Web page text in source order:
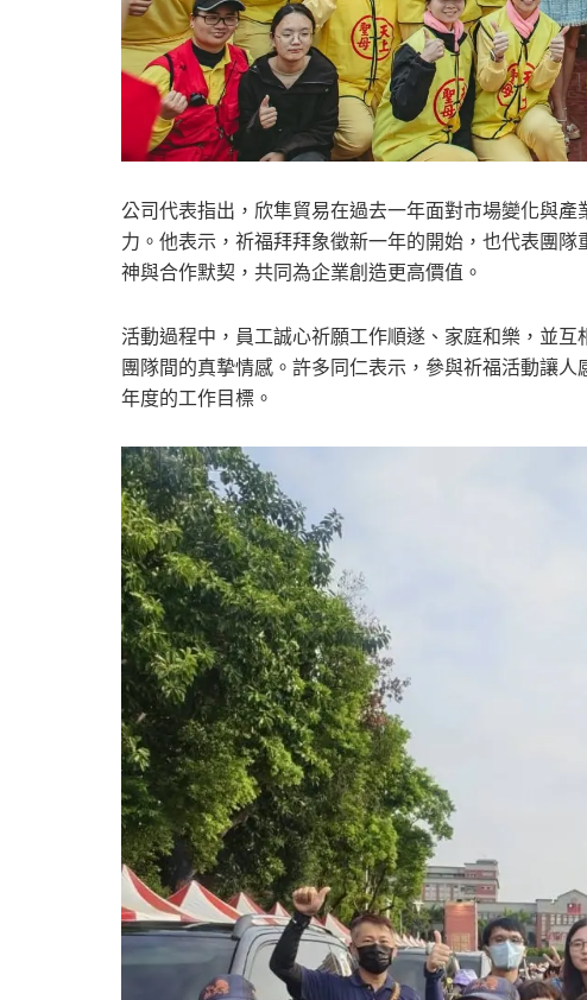
公司代表指出，欣隼貿易在過去一年面對市場變化與
力。他表示，祈福拜拜象徵新一年的開始，也代表團
神與合作默契，共同為企業創造更高價值。
活動過程中，員工誠心祈願工作順遂、家庭和樂，並
團隊間的真摯情感。許多同仁表示，參與祈福活動讓
年度的工作目標。